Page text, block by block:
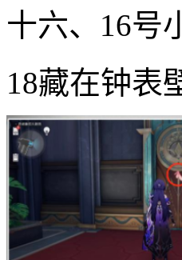
十六、16号
18藏在钟表